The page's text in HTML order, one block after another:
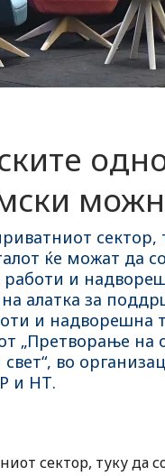
сектор,
ќе можат да
и
алатка за
и надворешна
„Претворање на
во
и НТ.
сектор, туку да